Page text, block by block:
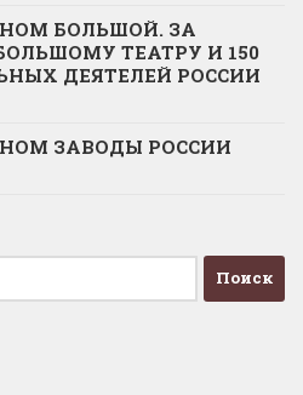
БОЛЬШОЙ. ЗА
ТЕАТРУ И 150
ДЕЯТЕЛЕЙ РОССИИ
ЗАВОДЫ РОССИИ